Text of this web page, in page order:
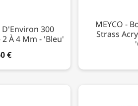
D'Environ 300
À 4 Mm - 'Bleu'
€
MEYCO -
Strass